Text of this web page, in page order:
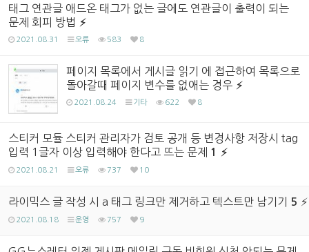
태그 연관글 애드온 태그가 없는 글에도 연관글이 출력이 되는
문제 회피 방법
2021.08.31 오류 583 8
페이지 목록에서 게시글 읽기 에 접근하여 목록으로
돌아갈때 페이지 변수를 없애는 경우
2021.08.24 기타 622 8
스티커 모듈 스티커 관리자가 검토 공개 등 변경사항 저장시 tag
입력 1글자 이상 입력해야 한다고 뜨는 문제
1
2021.08.21 오류 737 10
라이믹스 글 작성 시 a 태그 링크만 제거하고 텍스트만 남기기 5
2021.08.18 운영 757 9